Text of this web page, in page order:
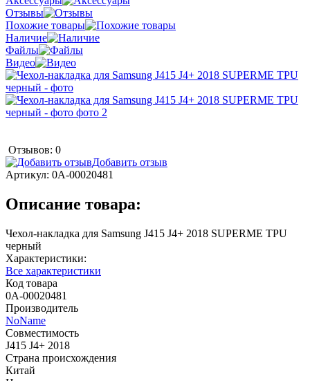
Отзывы
Похожие товары
Наличие
Файлы
Видео
Отзывов: 0
Добавить отзыв
Артикул: 0А-00020481
Описание товара:
Чехол-накладка для Samsung J415 J4+ 2018 SUPERME TPU
черный
Характеристики:
Все характеристики
Код товара
0А-00020481
Производитель
NoName
Совместимость
J415 J4+ 2018
Страна происхождения
Китай